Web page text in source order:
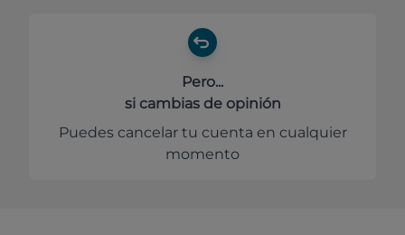
Pero...
si cambias de opinión
Puedes cancelar tu cuenta en cualquier
momento